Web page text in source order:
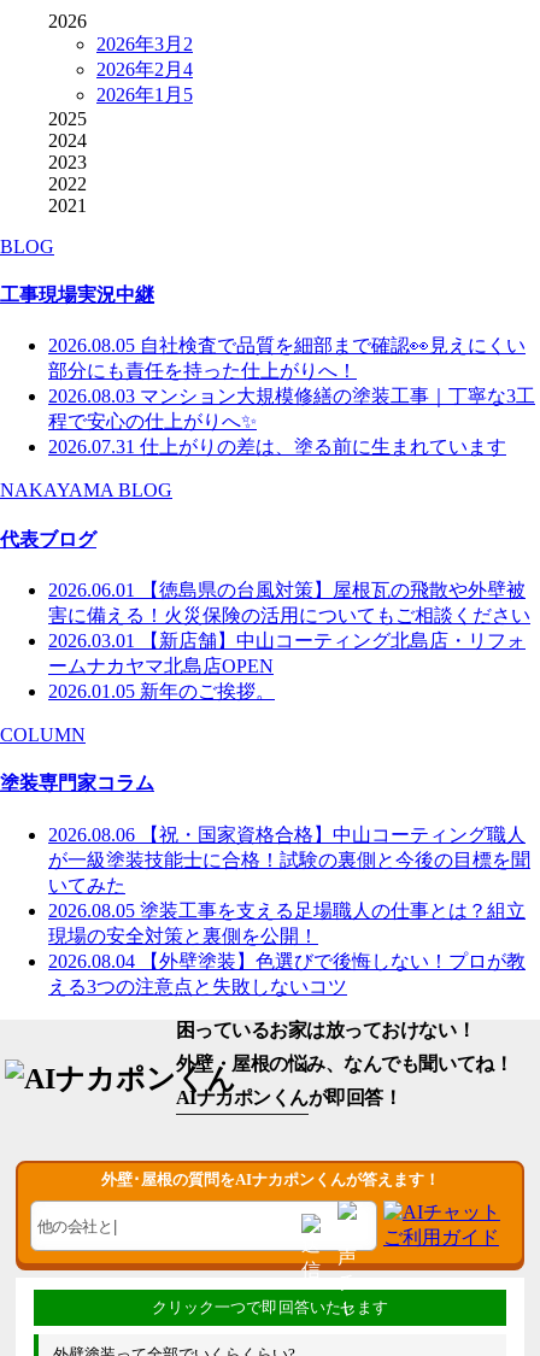
2026
2026年3月 2
2026年2月 4
2026年1月 5
2025
2024
2023
2022
2021
BLOG
工事現場実況中継
2026.08.05 自社検査で品質を細部まで確認👀見えにくい
部分にも責任を持った仕上がりへ！
2026.08.03 マンション大規模修繕の塗装工事｜丁寧な3工
程で安心の仕上がりへ✨
2026.07.31 仕上がりの差は、塗る前に生まれています
NAKAYAMA BLOG
代表ブログ
2026.06.01
【徳島県の台風対策】屋根瓦の飛散や外壁被
害に備える！火災保険の活用についてもご相談ください
2026.03.01
【新店舗】中山コーティング北島店・リフォ
ームナカヤマ北島店OPEN
2026.01.05 新年のご挨拶。
COLUMN
塗装専門家コラム
2026.08.06
【祝・国家資格合格】中山コーティング職人
が一級塗装技能士に合格！試験の裏側と今後の目標を聞
いてみた
2026.08.05 塗装工事を支える足場職人の仕事とは？組立
現場の安全対策と裏側を公開！
2026.08.04
【外壁塗装】色選びで後悔しない！プロが教
える3つの注意点と失敗しないコツ
困っているお家は放っておけない！
外壁・屋根の悩み、なんでも聞いてね！
AIナカポンくんが即回答！
外壁･屋根の質問をAIナカポンくんが答えます！